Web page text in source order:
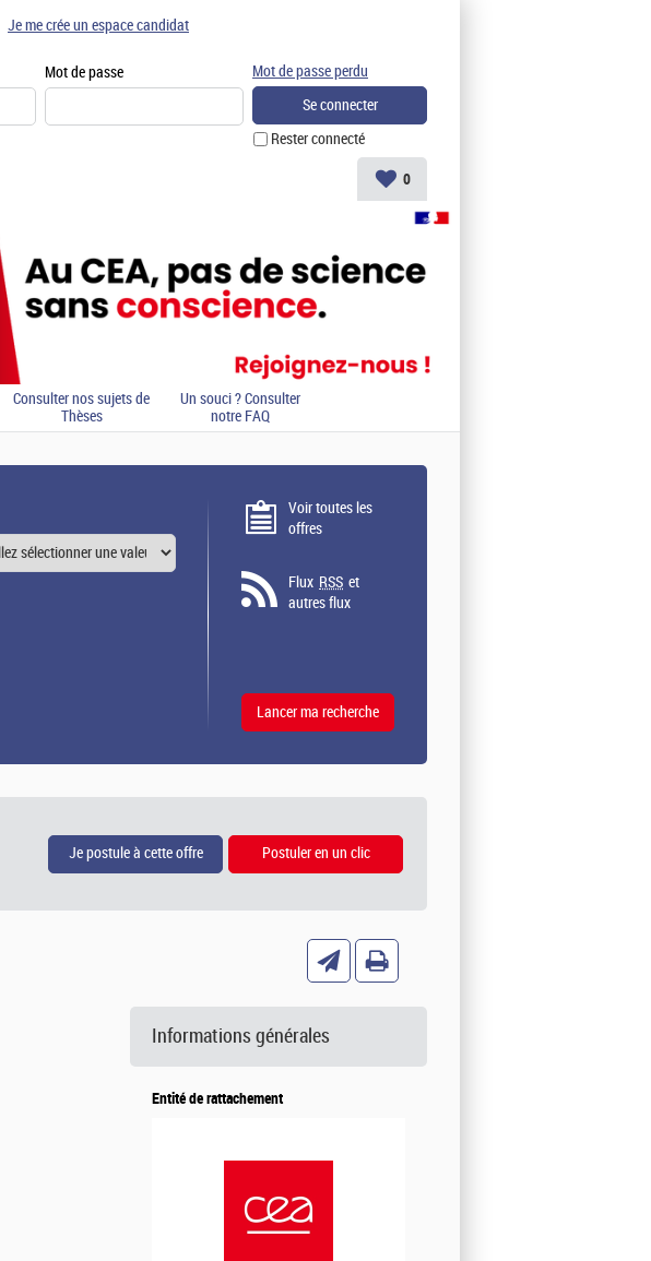
Mot de passe
Rester connecté
Mot de passe perdu
Je me crée un espace candidat
0
Consulter nos sujets de
Thèses
Un souci ? Consulter
notre FAQ
Voir toutes les
offres
Flux RSS et
autres flux
Informations générales
Entité de rattachement